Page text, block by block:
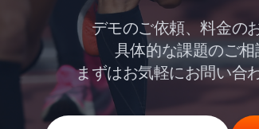
デモのご依頼、料金の
具体的な課題のご
まずはお気軽にお問い合